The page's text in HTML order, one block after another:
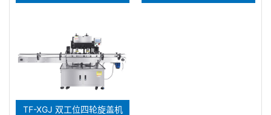
TF-XGJ 双工位四轮旋盖机